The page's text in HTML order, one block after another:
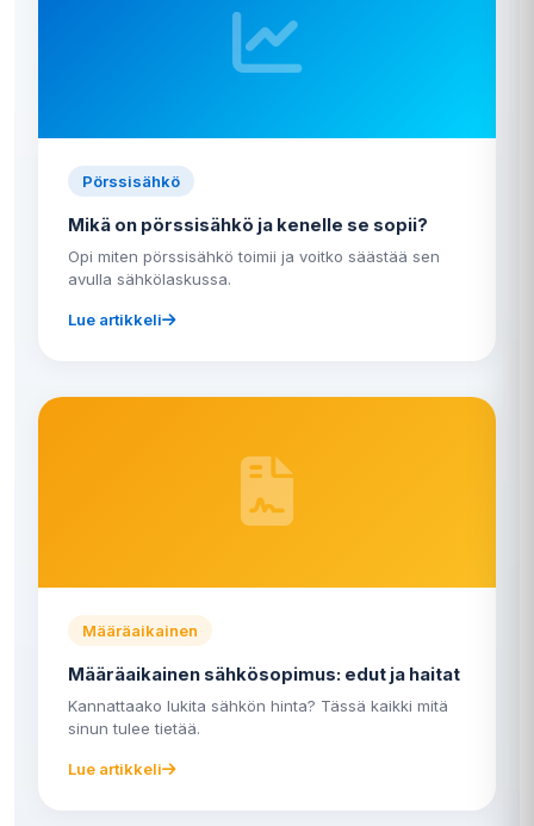
Pörssisähkö
Mikä on pörssisähkö ja kenelle se sopii?
Opi miten pörssisähkö toimii ja voitko säästää sen
avulla sähkölaskussa.
Lue artikkeli
Määräaikainen
Määräaikainen sähkösopimus: edut ja haitat
Kannattaako lukita sähkön hinta? Tässä kaikki mitä
sinun tulee tietää.
Lue artikkeli